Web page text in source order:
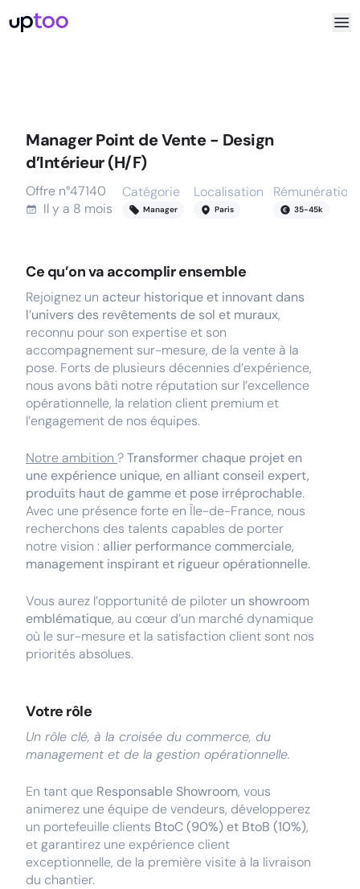
Manager Point de Vente - Design
d’Intérieur (H/F)
Offre n°47140
Il y a 8 mois
Catégorie
Manager
Localisation
Paris
Rémunération
35-45k
Ce qu’on va accomplir ensemble
Rejoignez un acteur historique et innovant dans
l’univers des revêtements de sol et muraux,
reconnu pour son expertise et son
accompagnement sur-mesure, de la vente à la
pose. Forts de plusieurs décennies d’expérience,
nous avons bâti notre réputation sur l’excellence
opérationnelle, la relation client premium et
l’engagement de nos équipes.
Notre ambition ?Transformer chaque projet en
une expérience unique, en alliant conseil expert,
produits haut de gamme et pose irréprochable.
Avec une présence forte en Île-de-France, nous
recherchons des talents capables de porter
notre vision : allier performance commerciale,
management inspirant et rigueur opérationnelle.
Vous aurez l’opportunité de piloter un showroom
emblématique, au cœur d’un marché dynamique
où le sur-mesure et la satisfaction client sont nos
priorités absolues.
Votre rôle
Un rôle clé, à la croisée du commerce, du
management et de la gestion opérationnelle.
En tant que Responsable Showroom, vous
animerez une équipe de vendeurs, développerez
un portefeuille clients BtoC (90%) et BtoB (10%),
et garantirez une expérience client
exceptionnelle, de la première visite à la livraison
du chantier.